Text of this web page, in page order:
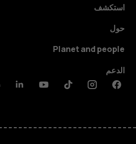
استكشف
حول
Planet and people
الدعم
Facebook
Instagram
Tiktok
Youtube